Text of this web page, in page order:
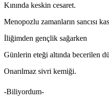
Kınında keskin cesaret.
Menopozlu zamanların sancısı
İliğimden gençlik sağarken
Günlerin eteği altında becerilen
Onarılmaz sivri kemiği.
-Biliyordum-